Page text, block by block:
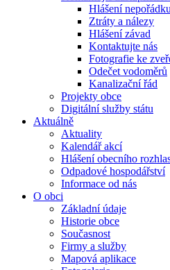
Hlášení nepořádku
Ztráty a nálezy
Hlášení závad
Kontaktujte nás
Fotografie ke
Odečet vodoměrů
Kanalizační řád
Projekty obce
Digitální služby státu
Aktuálně
Aktuality
Kalendář akcí
Hlášení obecního
Odpadové hospodářství
Informace od nás
O obci
Základní údaje
Historie obce
Současnost
Firmy a služby
Mapová aplikace